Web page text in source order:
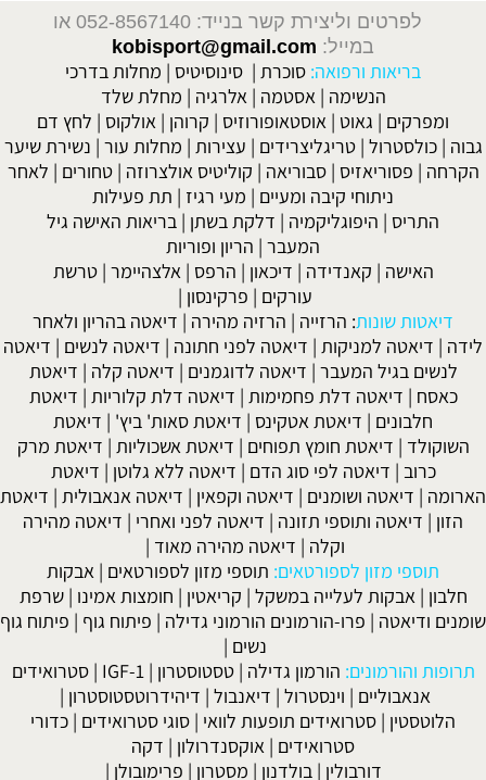
לפרטים וליצירת קשר בנייד: 052-8567140
או
במייל: kobisport@gmail.com
בריאות ורפואה: סוכרת | סינוסיטיס | מחלות בדרכי
הנשימה | אסטמה | אלרגיה | מחלת שלד
ומפרקים | גאוט | אוסטאופורוזיס | קרוהן | אולקוס | לחץ דם
גבוה |כולסטרול |טריגליצרידים | עצירות | מחלות עור | נשירת שיער
הקרחה | פסוריאזיס |סבוריאה | קוליטיס אולצרוזה |טחורים | לאחר
ניתוחי קיבה ומעיים | מעי רגיז | תת פעילות
התריס | היפוגליקמיה | דלקת בשתן | בריאות האישה גיל
המעבר | הריון ופוריות
האישה | קאנדידה | דיכאון | הרפס | אלצהיימר |טרשת
עורקים | פרקינסון |
דיאטות שונות: הרזייה | הרזיה מהירה | דיאטה בהריון ולאחר
לידה | דיאטה למניקות | דיאטה לפני חתונה | דיאטה לנשים | דיאטה
לנשים בגיל המעבר | דיאטה לדוגמנים | דיאטה קלה | דיאטת
כאסח | דיאטה דלת פחמימות | דיאטה דלת קלוריות | דיאטת
חלבונים | דיאטת אטקינס | דיאטת סאות' ביץ' | דיאטת
השוקולד | דיאטת חומץ תפוחים | דיאטת אשכוליות | דיאטת מרק
כרוב | דיאטה לפי סוג הדם | דיאטה ללא גלוטן | דיאטת
הארומה | דיאטה ושומנים | דיאטה וקפאין | דיאטה אנאבולית | דיאטת
הזון | דיאטה ותוספי תזונה | דיאטה לפני ואחרי | דיאטה מהירה
וקלה | דיאטה מהירה מאוד |
תוספי מזון לספורטאים: תוספי מזון לספורטאים | אבקות
חלבון | אבקות לעלייה במשקל | קריאטין | חומצות אמינו |שרפת
שומנים ודיאטה | פרו-הורמונים הורמוני גדילה | פיתוח גוף | פיתוח גוף
נשים |
תרופות והורמונים: הורמון גדילה |טסטוסטרון |
IGF-1
|סטרואידים
אנאבוליים | וינסטרול | דיאנבול | דיהידרוטסטוסטרון |
הלוטסטין | סטרואידים תופעות לוואי | סוגי סטרואידים | כדורי
סטרואידים | אוקסנדרולון | דקה
דורבולין | בולדנון | מסטרון | פרימובולן |